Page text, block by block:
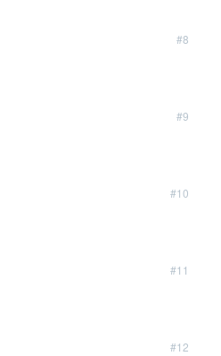
#8
#9
#10
#11
#12